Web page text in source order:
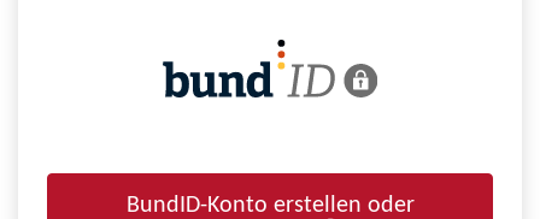
BundID-Konto erstellen oder